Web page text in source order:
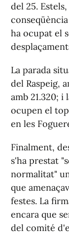
del 25.
ha ocupat el
La parada
del Raspeig,
amb 21.320; i
ocupen el
en les
Finalment,
s'ha prestat
normalitat"
que
festes. La
encara que
del comité